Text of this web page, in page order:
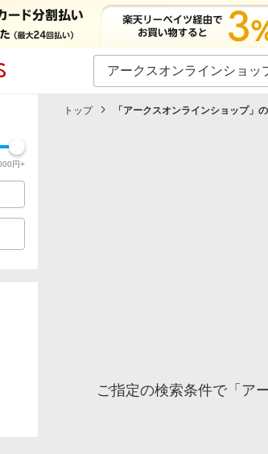
イベント一覧 ショッピン
円+
トップ 「 アークスオンラインショップ」
ご指定の検索条件で「ア